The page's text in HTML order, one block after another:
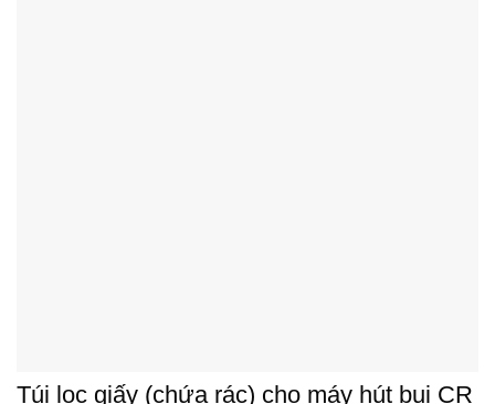
Túi lọc giấy (chứa rác) cho máy hút bụi CR